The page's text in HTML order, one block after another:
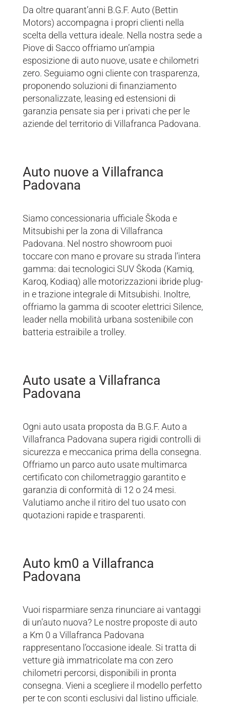
Da oltre quarant’anni B.G.F. Auto (Bettin
Motors) accompagna i propri clienti nella
scelta della vettura ideale. Nella nostra sede a
Piove di Sacco offriamo un’ampia
esposizione di auto nuove, usate e chilometri
zero. Seguiamo ogni cliente con trasparenza,
proponendo soluzioni di finanziamento
personalizzate, leasing ed estensioni di
garanzia pensate sia per i privati che per le
aziende del territorio di Villafranca Padovana.
Auto nuove a Villafranca
Padovana
Siamo concessionaria ufficiale Škoda e
Mitsubishi per la zona di Villafranca
Padovana. Nel nostro showroom puoi
toccare con mano e provare su strada l’intera
gamma: dai tecnologici SUV Škoda (Kamiq,
Karoq, Kodiaq) alle motorizzazioni ibride plug-
in e trazione integrale di Mitsubishi. Inoltre,
offriamo la gamma di scooter elettrici Silence,
leader nella mobilità urbana sostenibile con
batteria estraibile a trolley.
Auto usate a Villafranca
Padovana
Ogni auto usata proposta da B.G.F. Auto a
Villafranca Padovana supera rigidi controlli di
sicurezza e meccanica prima della consegna.
Offriamo un parco auto usate multimarca
certificato con chilometraggio garantito e
garanzia di conformità di 12 o 24 mesi.
Valutiamo anche il ritiro del tuo usato con
quotazioni rapide e trasparenti.
Auto km0 a Villafranca
Padovana
Vuoi risparmiare senza rinunciare ai vantaggi
di un’auto nuova? Le nostre proposte di auto
a Km 0 a Villafranca Padovana
rappresentano l’occasione ideale. Si tratta di
vetture già immatricolate ma con zero
chilometri percorsi, disponibili in pronta
consegna. Vieni a scegliere il modello perfetto
per te con sconti esclusivi dal listino ufficiale.